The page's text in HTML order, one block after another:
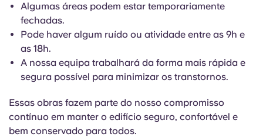
Conta Língua
English (GB)
Chinese
Selecione um país
Selecione uma residência
Reservar agora
Italian French
Algumas áreas podem estar temporariamente
fechadas.
Pode haver algum ruído ou atividade entre as 9h e
as 18h.
A nossa equipa trabalhará da forma mais rápida e
segura possível para minimizar os transtornos.
Essas obras fazem parte do nosso compromisso
contínuo em manter o edifício seguro, confortável e
bem conservado para todos.